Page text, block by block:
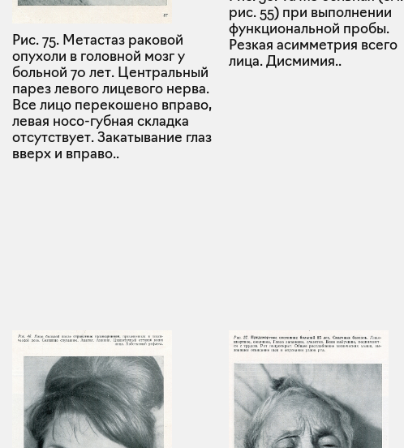
Рис. 75. Метастаз раковой
опухоли в головной мозг у
больной 70 лет. Центральный
парез левого лицевого нерва.
Все лицо перекошено вправо,
левая носо-губная складка
отсутствует. Закатывание глаз
вверх и вправо..
рис. 55) при выполнении
функциональной пробы.
Резкая асимметрия всего
лица. Дисмимия..